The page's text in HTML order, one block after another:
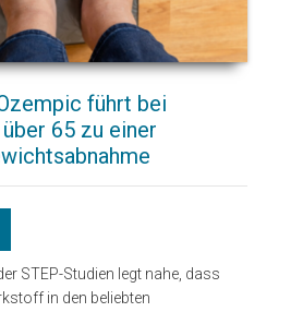
führt bei
65 zu einer
STEP-Studien legt nahe, dass
in den beliebten